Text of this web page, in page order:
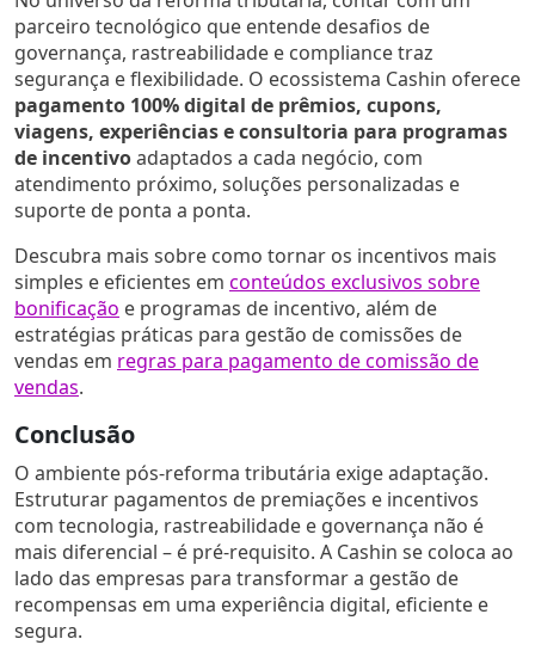
parceiro tecnológico que entende desafios de
governança, rastreabilidade e compliance traz
segurança e flexibilidade. O ecossistema Cashin oferece
pagamento 100% digital de prêmios, cupons,
viagens, experiências e consultoria para programas
de incentivoadaptados a cada negócio, com
atendimento próximo, soluções personalizadas e
suporte de ponta a ponta.
Descubra mais sobre como tornar os incentivos mais
simples e eficientes em conteúdos exclusivos sobre
bonificação e programas de incentivo, além de
estratégias práticas para gestão de comissões de
vendas em regras para pagamento de comissão de
vendas.
Conclusão
O ambiente pós-reforma tributária exige adaptação.
Estruturar pagamentos de premiações e incentivos
com tecnologia, rastreabilidade e governança não é
mais diferencial – é pré-requisito. A Cashin se coloca ao
lado das empresas para transformar a gestão de
recompensas em uma experiência digital, eficiente e
segura.